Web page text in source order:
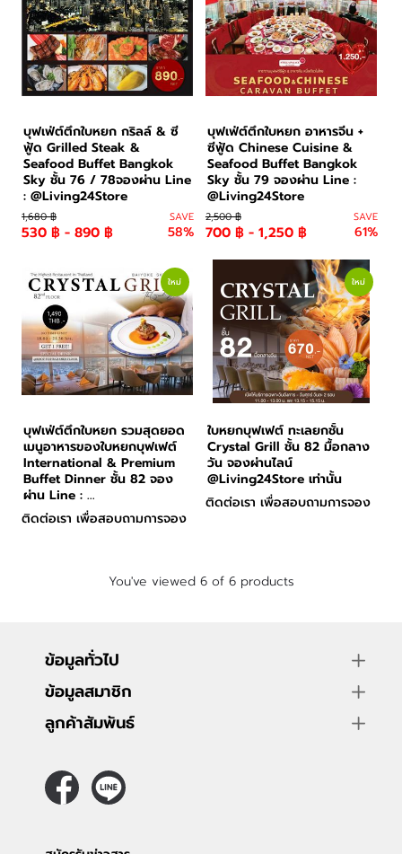
บุฟเฟ่ต์ตึกใบหยก กริลล์ & ซี
ฟู้ด Grilled Steak &
Seafood Buffet Bangkok
Sky ชั้น 76 / 78จองผ่าน Line
: @Living24Store
1,680 ฿
530 ฿ - 890 ฿
SAVE
58%
บุฟเฟ่ต์ตึกใบหยก อาหารจีน +
ซีฟู้ด Chinese Cuisine &
Seafood Buffet Bangkok
Sky ชั้น 79 จองผ่าน Line :
@Living24Store
2,500 ฿
700 ฿ - 1,250 ฿
SAVE
61%
ใหม่
บุฟเฟ่ต์ตึกใบหยก รวมสุดยอด
เมนูอาหารของใบหยกบุฟเฟต์
International & Premium
Buffet Dinner ชั้น 82 จอง
ผ่าน Line : ...
ติดต่อเรา เพื่อสอบถามการจอง
ใหม่
ใบหยกบุฟเฟต์ ทะเลยกชั้น
Crystal Grill ชั้น 82 มื้อกลาง
วัน จองผ่านไลน์
@Living24Store เท่านั้น
ติดต่อเรา เพื่อสอบถามการจอง
You've viewed 6 of 6 products
ข้อมูลทั่วไป
ข้อมูลสมาชิก
ลูกค้าสัมพันธ์